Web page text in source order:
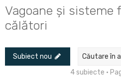
Vagoane și sisteme
călători
Subiect nou
4 subiecte •